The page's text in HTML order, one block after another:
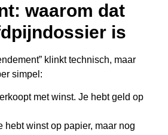
waarom dat
is
klinkt technisch, maar
simpel:
met winst. Je hebt geld op
hebt winst op papier, maar nog